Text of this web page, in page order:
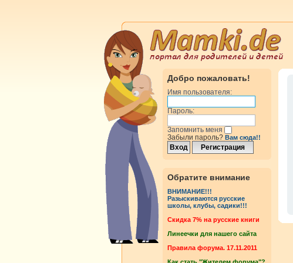
Добро пожаловать!
Имя пользователя:
Пароль:
Запомнить меня
Забыли пароль? Вам сюда!!
Обратите внимание
ВНИМАНИЕ!!!
Разыскиваются русские
школы, клубы, садики!!!
Cкидка 7% на русские книги
Линеечки для нашего сайта
Правила форума. 17.11.2011